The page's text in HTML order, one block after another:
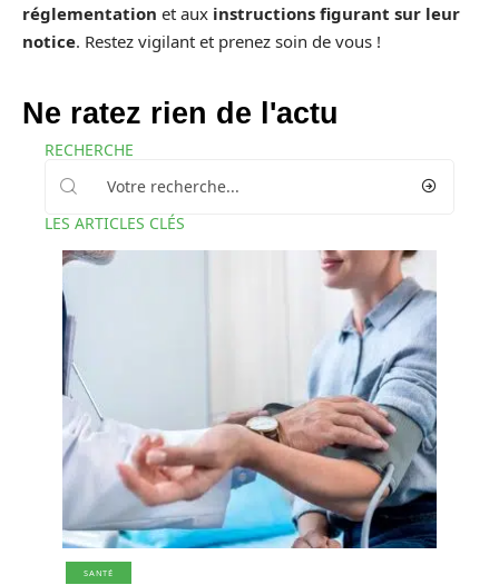
réglementation et aux instructions figurant sur leur
notice. Restez vigilant et prenez soin de vous !
Ne ratez rien de l'actu
RECHERCHE
LES ARTICLES CLÉS
SANTÉ